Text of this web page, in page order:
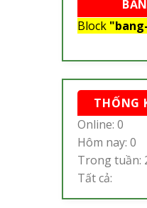
Block
THỐNG
Online: 0
Hôm nay: 0
Trong tuần:
Tất cả: